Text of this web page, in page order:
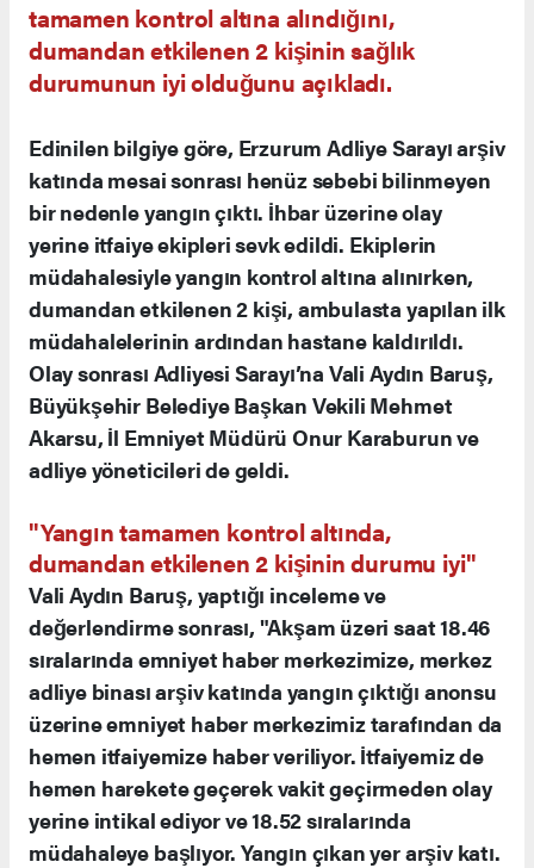
tamamen kontrol altına alındığını,
dumandan etkilenen 2 kişinin sağlık
durumunun iyi olduğunu açıkladı.
Edinilen bilgiye göre, Erzurum Adliye Sarayı arşiv
katında mesai sonrası henüz sebebi bilinmeyen
bir nedenle yangın çıktı. İhbar üzerine olay
yerine itfaiye ekipleri sevk edildi. Ekiplerin
müdahalesiyle yangın kontrol altına alınırken,
dumandan etkilenen 2 kişi, ambulasta yapılan ilk
müdahalelerinin ardından hastane kaldırıldı.
Olay sonrası Adliyesi Sarayı’na Vali Aydın Baruş,
Büyükşehir Belediye Başkan Vekili Mehmet
Akarsu, İl Emniyet Müdürü Onur Karaburun ve
adliye yöneticileri de geldi.
"Yangın tamamen kontrol altında,
dumandan etkilenen 2 kişinin durumu iyi"
Vali Aydın Baruş, yaptığı inceleme ve
değerlendirme sonrası, "Akşam üzeri saat 18.46
sıralarında emniyet haber merkezimize, merkez
adliye binası arşiv katında yangın çıktığı anonsu
üzerine emniyet haber merkezimiz tarafından da
hemen itfaiyemize haber veriliyor. İtfaiyemiz de
hemen harekete geçerek vakit geçirmeden olay
yerine intikal ediyor ve 18.52 sıralarında
müdahaleye başlıyor. Yangın çıkan yer arşiv katı.